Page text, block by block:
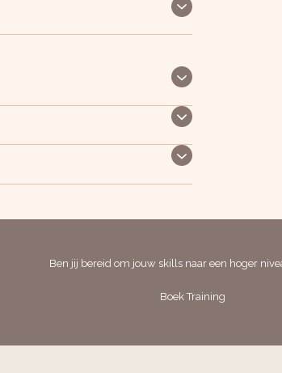
Ben jij bereid om jouw skills naar een hoger
Boek Training